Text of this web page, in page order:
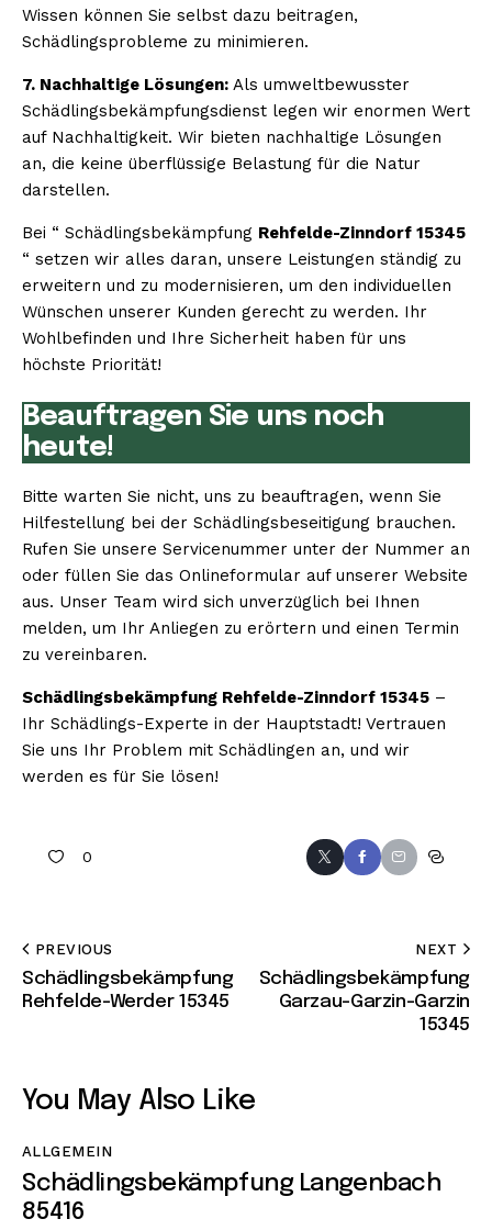
Wissen können Sie selbst dazu beitragen,
Schädlingsprobleme zu minimieren.
7. Nachhaltige Lösungen: Als umweltbewusster
Schädlingsbekämpfungsdienst legen wir enormen Wert
auf Nachhaltigkeit. Wir bieten nachhaltige Lösungen
an, die keine überflüssige Belastung für die Natur
darstellen.
Bei “ Schädlingsbekämpfung Rehfelde-Zinndorf 15345
“ setzen wir alles daran, unsere Leistungen ständig zu
erweitern und zu modernisieren, um den individuellen
Wünschen unserer Kunden gerecht zu werden. Ihr
Wohlbefinden und Ihre Sicherheit haben für uns
höchste Priorität!
Beauftragen Sie uns noch
heute!
Bitte warten Sie nicht, uns zu beauftragen, wenn Sie
Hilfestellung bei der Schädlingsbeseitigung brauchen.
Rufen Sie unsere Servicenummer unter der Nummer an
oder füllen Sie das Onlineformular auf unserer Website
aus. Unser Team wird sich unverzüglich bei Ihnen
melden, um Ihr Anliegen zu erörtern und einen Termin
zu vereinbaren.
Schädlingsbekämpfung Rehfelde-Zinndorf 15345 –
Ihr Schädlings-Experte in der Hauptstadt! Vertrauen
Sie uns Ihr Problem mit Schädlingen an, und wir
werden es für Sie lösen!
0
PREVIOUS
Schädlingsbekämpfung
Rehfelde-Werder 15345
NEXT
Schädlingsbekämpfung
Garzau-Garzin-Garzin
15345
You May Also Like
ALLGEMEIN
Schädlingsbekämpfung Langenbach
85416